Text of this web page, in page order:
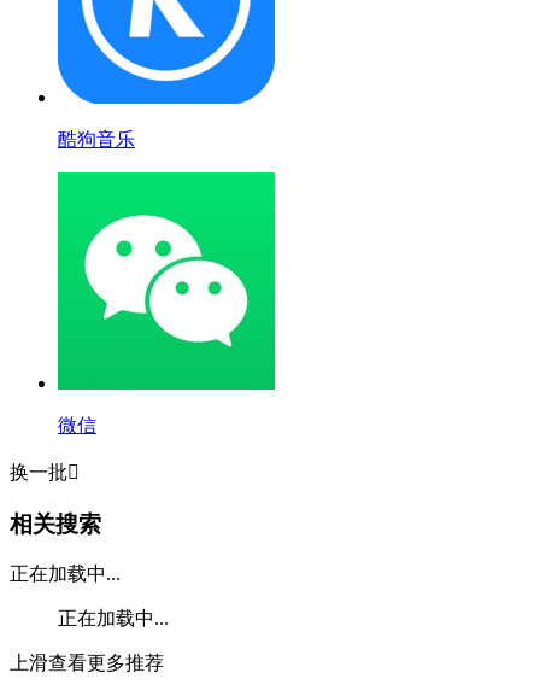
酷狗音乐
微信
换一批
相关搜索
正在加载中...
正在加载中...
上滑查看更多推荐